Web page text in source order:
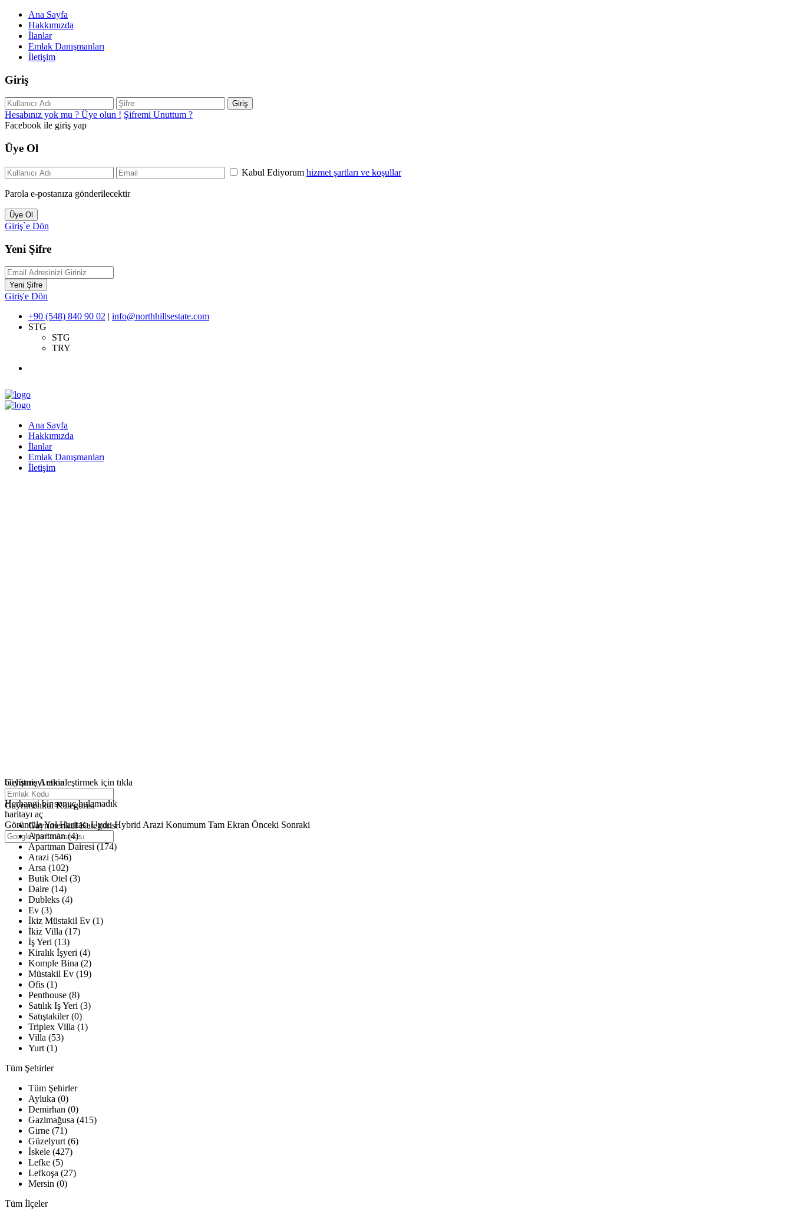
Ana Sayfa
Hakkımızda
İlanlar
Emlak Danışmanları
İletişim
Giriş
Giriş
Hesabınız yok mu ? Üye olun ! Şifremi Unuttum ?
Facebook ile giriş yap
Üye Ol
Kabul Ediyorum hizmet şartları ve koşullar
Parola e-postanıza gönderilecektir
Üye Ol
Giriş`e Dön
Yeni Şifre
Yeni Şifre
Giriş'e Dön
+90 (548) 840 90 02 | info@northhillsestate.com
STG
STG
TRY
Ana Sayfa
Hakkımızda
İlanlar
Emlak Danışmanları
İletişim
büyütmeyi etkinleştirmek için tıkla
Haritalar yükleniyor
Herhangi bir sonuç bulamadık
haritayı aç
GörüntüleYol Haritası Uydu Hybrid Arazi Konumum Tam Ekran Önceki Sonraki
Gelişmiş Arama
Gayrimenkul Kategorisi
Gayrimenkul Kategorisi
Apartman (4)
Apartman Dairesi (174)
Arazi (546)
Arsa (102)
Butik Otel (3)
Daire (14)
Dubleks (4)
Ev (3)
İkiz Müstakil Ev (1)
İkiz Villa (17)
İş Yeri (13)
Kiralık İşyeri (4)
Komple Bina (2)
Müstakil Ev (19)
Ofis (1)
Penthouse (8)
Satılık Iş Yeri (3)
Satıştakiler (0)
Triplex Villa (1)
Villa (53)
Yurt (1)
Tüm Şehirler
Tüm Şehirler
Ayluka (0)
Demirhan (0)
Gazimağusa (415)
Girne (71)
Güzelyurt (6)
İskele (427)
Lefke (5)
Lefkoşa (27)
Mersin (0)
Tüm İlçeler